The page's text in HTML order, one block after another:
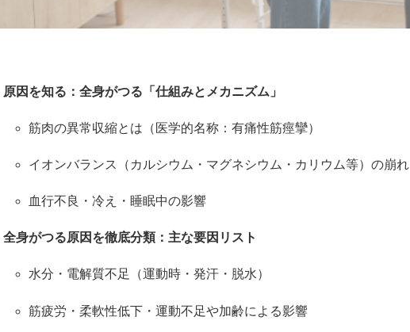
原因を知る：全身がつる「仕組みとメカニズム」
筋肉の異常収縮とは（医学的名称：有痛性筋痙攣）
イオンバランス（カルシウム・マグネシウム・カリウム等）の崩れ
血行不良・冷え・睡眠中の影響
全身がつる原因を徹底分類：主な要因リスト
水分・電解質不足（運動時・発汗・脱水）
筋疲労・柔軟性低下・運動不足や加齢による影響